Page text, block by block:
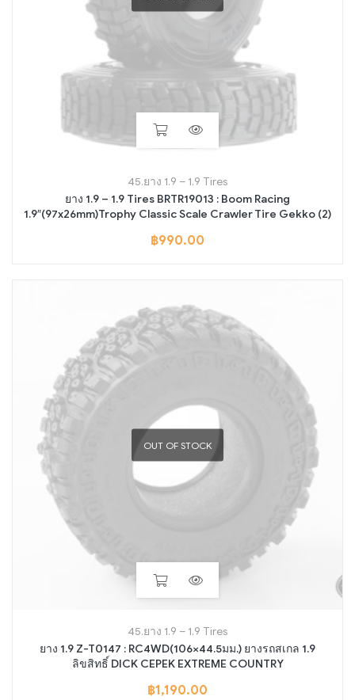
45.ยาง 1.9 – 1.9 Tires
ยาง 1.9 – 1.9 Tires BRTR19013 : Boom Racing
1.9″(97x26mm)Trophy Classic Scale Crawler Tire Gekko (2)
฿990.00
OUT OF STOCK
45.ยาง 1.9 – 1.9 Tires
ยาง 1.9 Z-T0147 : RC4WD(106×44.5มม.) ยางรถสเกล 1.9
ลิขสิทธิ์ DICK CEPEK EXTREME COUNTRY
฿1,190.00